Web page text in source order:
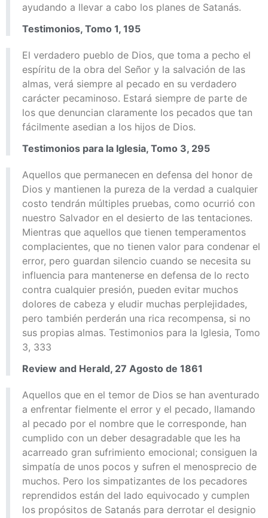
ayudando a llevar a cabo los planes de Satanás.
Testimonios, Tomo 1, 195
El verdadero pueblo de Dios, que toma a pecho el
espíritu de la obra del Señor y la salvación de las
almas, verá siempre al pecado en su verdadero
carácter pecaminoso. Estará siempre de parte de
los que denuncian claramente los pecados que tan
fácilmente asedian a los hijos de Dios.
Testimonios para la Iglesia, Tomo 3, 295
Aquellos que permanecen en defensa del honor de
Dios y mantienen la pureza de la verdad a cualquier
costo tendrán múltiples pruebas, como ocurrió con
nuestro Salvador en el desierto de las tentaciones.
Mientras que aquellos que tienen temperamentos
complacientes, que no tienen valor para condenar el
error, pero guardan silencio cuando se necesita su
influencia para mantenerse en defensa de lo recto
contra cualquier presión, pueden evitar muchos
dolores de cabeza y eludir muchas perplejidades,
pero también perderán una rica recompensa, si no
sus propias almas. Testimonios para la Iglesia, Tomo
3, 333
Review and Herald, 27 Agosto de 1861
Aquellos que en el temor de Dios se han aventurado
a enfrentar fielmente el error y el pecado, llamando
al pecado por el nombre que le corresponde, han
cumplido con un deber desagradable que les ha
acarreado gran sufrimiento emocional; consiguen la
simpatía de unos pocos y sufren el menosprecio de
muchos. Pero los simpatizantes de los pecadores
reprendidos están del lado equivocado y cumplen
los propósitos de Satanás para derrotar el designio